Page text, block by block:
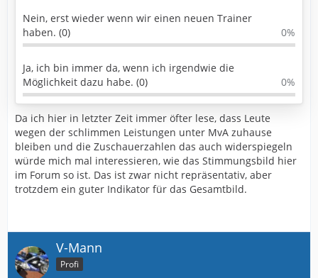
Nein, erst wieder wenn wir einen neuen Trainer
haben. (0)
0%
Ja, ich bin immer da, wenn ich irgendwie die
Möglichkeit dazu habe. (0)
0%
Da ich hier in letzter Zeit immer öfter lese, dass Leute
wegen der schlimmen Leistungen unter MvA zuhause
bleiben und die Zuschauerzahlen das auch widerspiegeln
würde mich mal interessieren, wie das Stimmungsbild hier
im Forum so ist. Das ist zwar nicht repräsentativ, aber
trotzdem ein guter Indikator für das Gesamtbild.
V-Mann
Profi